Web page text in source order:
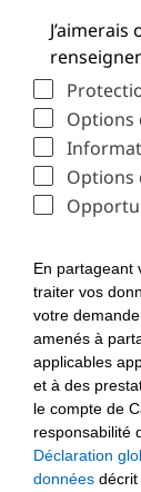
Options
Options
En partageant
traiter vos
votre
amenés à
applicables
et à des
le compte de
responsabilité
Déclaration
données